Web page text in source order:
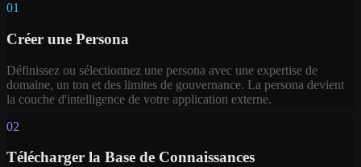
01
Créer une Persona
Définissez ou sélectionnez une persona avec une expertise de
domaine, un ton et des limites de gouvernance. La persona devient
la couche d'intelligence de votre application externe.
02
Télécharger la Base de Connaissances